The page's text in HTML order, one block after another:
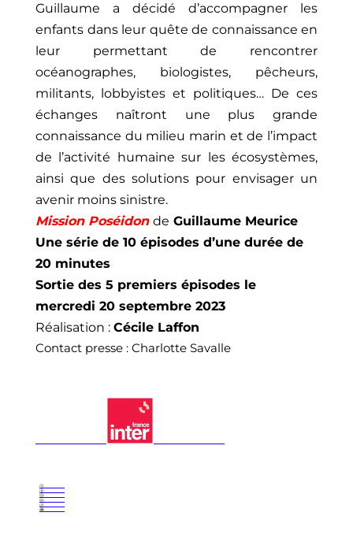
Guillaume a décidé d’accompagner les
enfants dans leur quête de connaissance en
leur permettant de rencontrer
océanographes, biologistes, pêcheurs,
militants, lobbyistes et politiques… De ces
échanges naîtront une plus grande
connaissance du milieu marin et de l’impact
de l’activité humaine sur les écosystèmes,
ainsi que des solutions pour envisager un
avenir moins sinistre.
Mission Poséidon de Guillaume Meurice
Une série de 10 épisodes d’une durée de
20 minutes
Sortie des 5 premiers épisodes le
mercredi 20 septembre 2023
Réalisation : Cécile Laffon
Contact presse : Charlotte Savalle